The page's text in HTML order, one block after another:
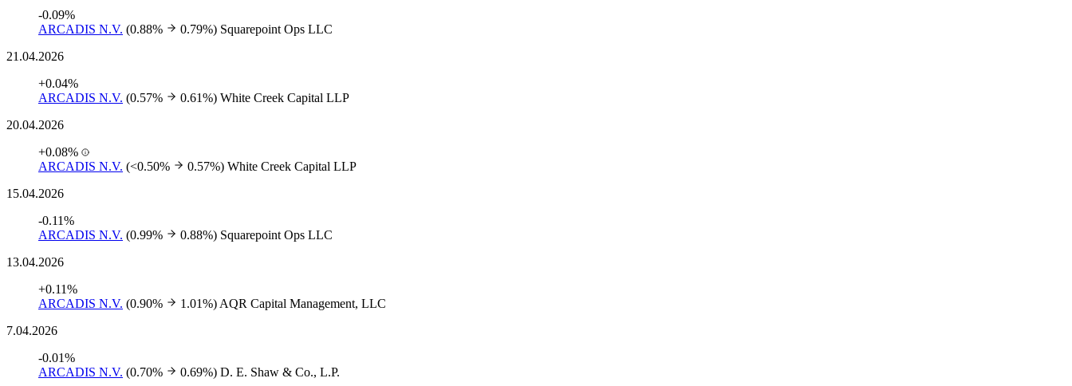
-0.09%
ARCADIS N.V. (0.88% 0.79%) Squarepoint Ops LLC
21.04.2026
+0.04%
ARCADIS N.V. (0.57% 0.61%) White Creek Capital LLP
20.04.2026
+0.08%
ARCADIS N.V. (<0.50% 0.57%) White Creek Capital LLP
15.04.2026
-0.11%
ARCADIS N.V. (0.99% 0.88%) Squarepoint Ops LLC
13.04.2026
+0.11%
ARCADIS N.V. (0.90% 1.01%) AQR Capital Management, LLC
7.04.2026
-0.01%
ARCADIS N.V. (0.70% 0.69%) D. E. Shaw & Co., L.P.